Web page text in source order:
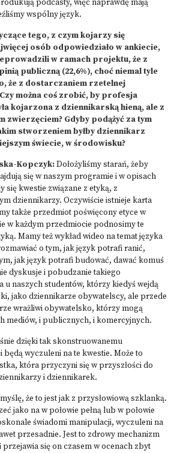
podcasty, więc naprawdę mają
wspólny język.
tego, z czym kojarzy się
osób odpowiedziało w ankiecie,
w ramach projektu, że z
publiczną (22,6%), choć niemal tyle
że z dostarczaniem rzetelnej
można coś zrobić, by profesja
kojarzona z dziennikarską hieną, ale z
zwierzęciem? Gdyby podążyć za tym
stworzeniem byłby dziennikarz
świecie, w środowisku?
Kopczyk:Dołożyliśmy starań, żeby
się w naszym programie i w opisach
się kwestie związane z etyką, z
dziennikarzy. Oczywiście istnieje karta
także przedmiot poświęcony etyce w
w każdym przedmiocie podnosimy te
Mamy też wykład wideo na temat języka
o tym, jak język potrafi ranić,
jak język potrafi budować, dawać komuś
dyskusje i pobudzanie takiego
u naszych studentów, którzy kiedyś wejdą
jako dziennikarze obywatelscy, ale przede
wrażliwi obywatelsko, którzy mogą
mediów, i publicznych, i komercyjnych.
dzięki tak skonstruowanemu
wyczuleni na te kwestie. Może to
która przyczyni się w przyszłości do
i dziennikarek.
że to jest jak z przysłowiową szklanką.
jako na w połowie pełną lub w połowie
świadomi manipulacji, wyczuleni na
przesadnie. Jest to zdrowy mechanizm
się on czasem w ocenach zbyt